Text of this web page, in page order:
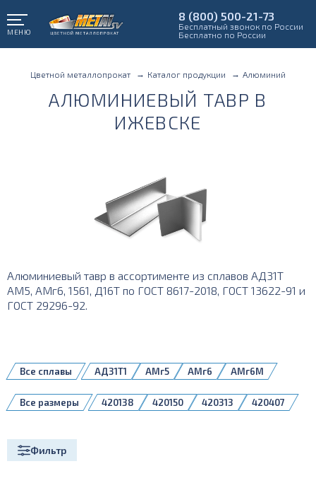
МЕНЮ
8 (800) 500-21-73
Бесплатный звонок по России
Бесплатно по России
Цветной металлопрокат Каталог продукции Алюминий
АЛЮМИНИЕВЫЙ ТАВР В
ИЖЕВСКЕ
Алюминиевый тавр в ассортименте из сплавов АД31Т
АМ5, АМг6, 1561, Д16Т по ГОСТ 8617-2018, ГОСТ 13622-91 и
ГОСТ 29296-92.
АД31Т1 АМг5 АМг6
АМг6М
Все сплавы
420138 420150 420313
420407
Все размеры
Фильтр